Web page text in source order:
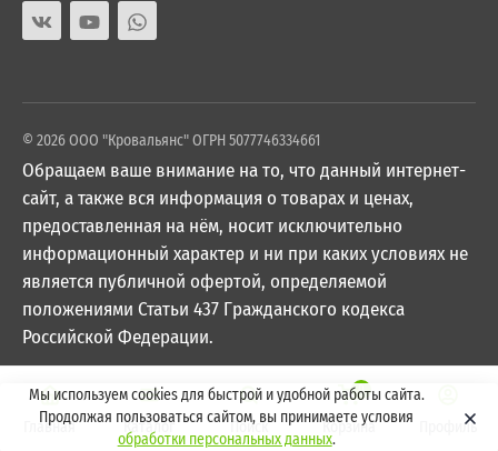
© 2026 ООО "Кровальянс" ОГРН 5077746334661
Обращаем ваше внимание на то, что данный интернет-
сайт, а также вся информация о товарах и ценах,
предоставленная на нём, носит исключительно
информационный характер и ни при каких условиях не
является публичной офертой, определяемой
положениями Статьи 437 Гражданского кодекса
Российской Федерации.
Мы используем cookies для быстрой и удобной работы сайта.
Продолжая пользоваться сайтом, вы принимаете условия
обработки персональных данных.
Главная Каталог Поиск
0
Корзина Профиль